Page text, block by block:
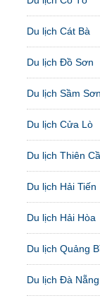
Du lịch Cát Bà
Du lịch Đồ Sơn
Du lịch Sầm Sơn
Du lịch Cửa Lò
Du lịch Thiên
Du lịch Hải Tiến
Du lịch Hải Hòa
Du lịch Quảng
Du lịch Đà Nẵng